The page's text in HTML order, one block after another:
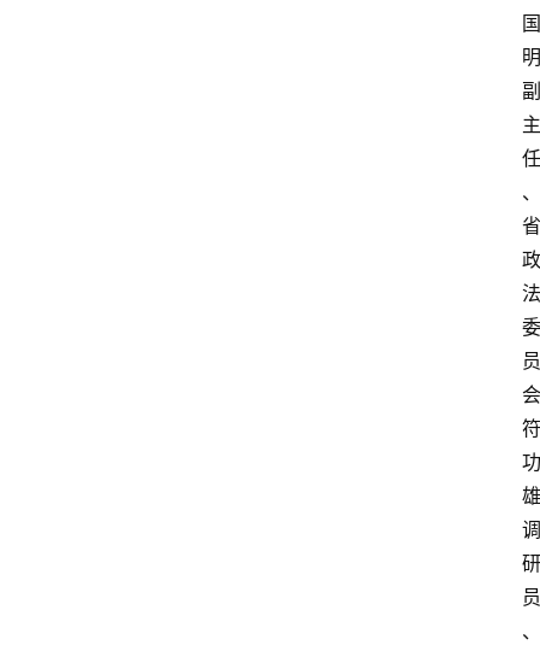
国
明
副
主
任
、
省
政
法
委
员
会
符
功
雄
调
研
员
、